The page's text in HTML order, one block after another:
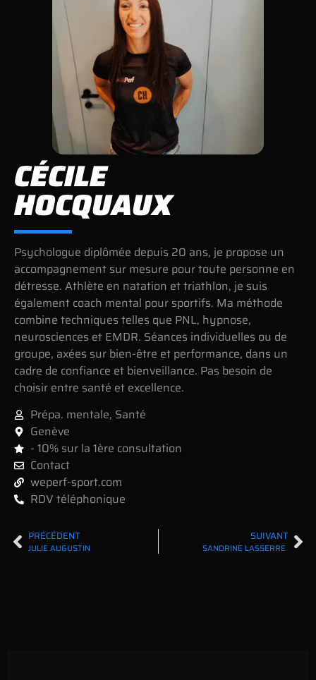
CÉCILE
HOCQUAUX
Psychologue diplômée depuis 20 ans, je propose un
accompagnement sur mesure pour toute personne en
détresse. Athlète en natation et triathlon, je suis
également coach mental pour sportifs. Ma méthode
combine techniques telles que PNL, hypnose,
neurosciences et EMDR. Séances individuelles ou de
groupe, axées sur bien-être et performance, dans un
cadre de confiance et bienveillance. Pas besoin de
choisir entre santé et excellence.
Prépa. mentale, Santé
Genève
- 10% sur la 1ère consultation
Contact
weperf-sport.com
RDV téléphonique
PRÉCÉDENT
JULIE AUGUSTIN
SUIVANT
SANDRINE LASSERRE